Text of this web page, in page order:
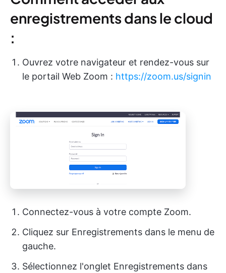
enregistrements dans le cloud
:
Ouvrez votre navigateur et rendez-vous sur
le portail Web Zoom : https://zoom.us/signin
Connectez-vous à votre compte Zoom.
Cliquez sur Enregistrements dans le menu de
gauche.
Sélectionnez l'onglet Enregistrements dans